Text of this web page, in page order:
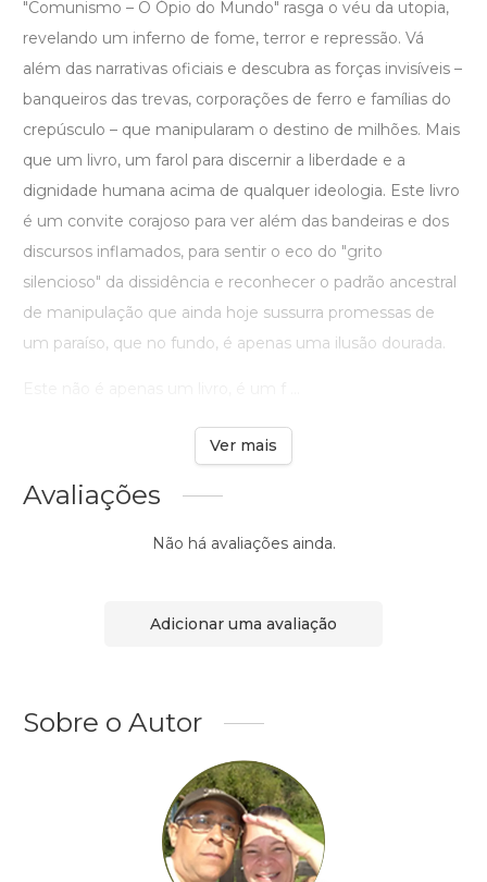
"Comunismo – O Ópio do Mundo" rasga o véu da utopia,
revelando um inferno de fome, terror e repressão. Vá
além das narrativas oficiais e descubra as forças invisíveis –
banqueiros das trevas, corporações de ferro e famílias do
crepúsculo – que manipularam o destino de milhões. Mais
que um livro, um farol para discernir a liberdade e a
dignidade humana acima de qualquer ideologia. Este livro
é um convite corajoso para ver além das bandeiras e dos
discursos inflamados, para sentir o eco do "grito
silencioso" da dissidência e reconhecer o padrão ancestral
de manipulação que ainda hoje sussurra promessas de
um paraíso, que no fundo, é apenas uma ilusão dourada.
Ver mais
Avaliações
Não há avaliações ainda.
Adicionar uma avaliação
Sobre o Autor